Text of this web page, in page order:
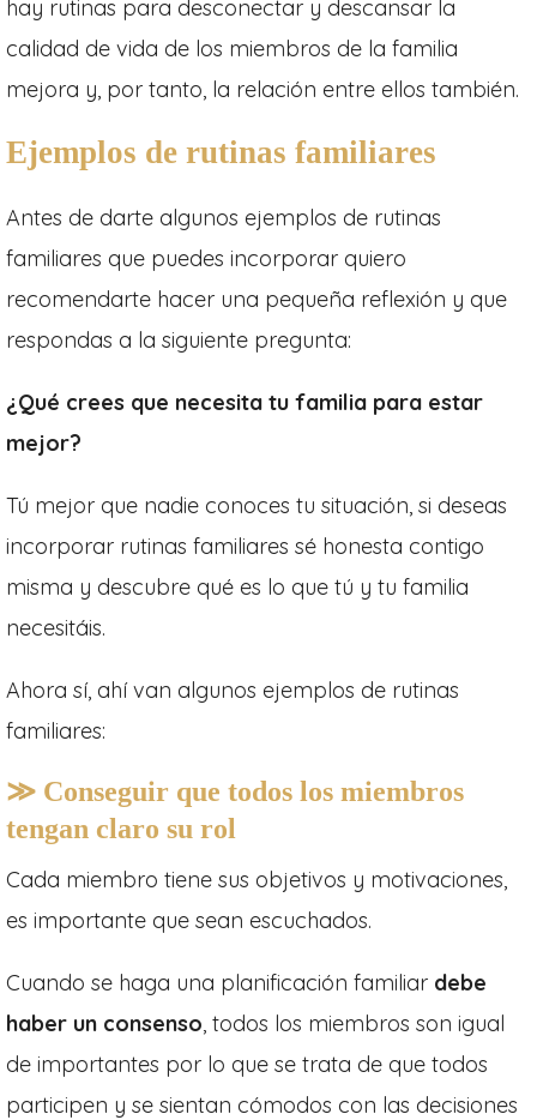
hay rutinas para desconectar y descansar la
calidad de vida de los miembros de la familia
mejora y, por tanto, la relación entre ellos también.
Ejemplos de rutinas familiares
Antes de darte algunos ejemplos de rutinas
familiares que puedes incorporar quiero
recomendarte hacer una pequeña reflexión y que
respondas a la siguiente pregunta:
¿Qué crees que necesita tu familia para estar
mejor?
Tú mejor que nadie conoces tu situación, si deseas
incorporar rutinas familiares sé honesta contigo
misma y descubre qué es lo que tú y tu familia
necesitáis.
Ahora sí, ahí van algunos ejemplos de rutinas
familiares:
≫ Conseguir que todos los miembros
tengan claro su rol
Cada miembro tiene sus objetivos y motivaciones,
es importante que sean escuchados.
Cuando se haga una planificación familiar debe
haber un consenso, todos los miembros son igual
de importantes por lo que se trata de que todos
participen y se sientan cómodos con las decisiones